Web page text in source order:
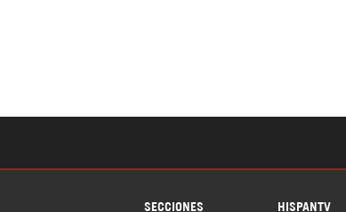
SECCIONES HISPANTV